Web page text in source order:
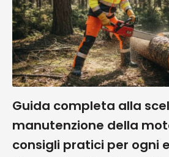
Guida completa alla
manutenzione della
consigli pratici per ogni